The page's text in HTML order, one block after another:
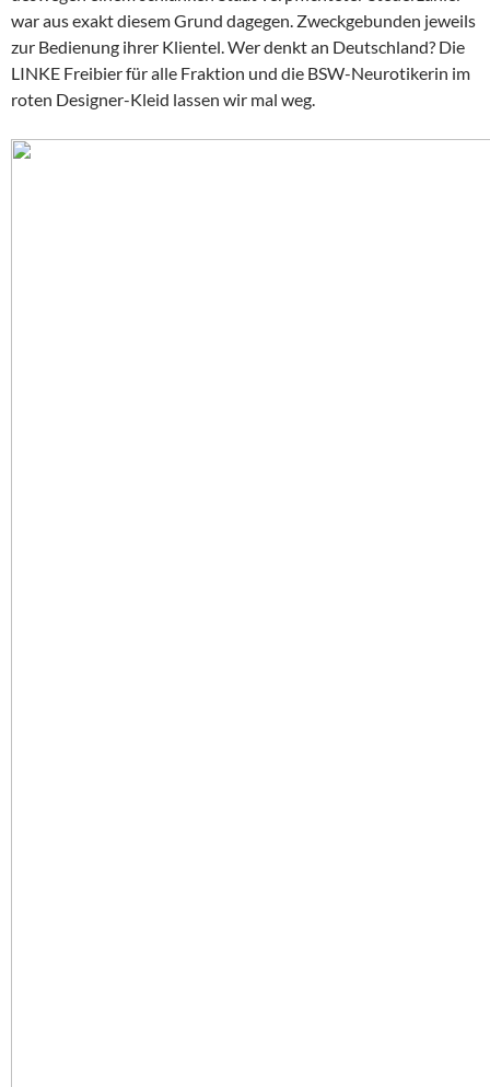
war aus exakt diesem Grund dagegen. Zweckgebunden jeweils
zur Bedienung ihrer Klientel. Wer denkt an Deutschland? Die
LINKE Freibier für alle Fraktion und die BSW-Neurotikerin im
roten Designer-Kleid lassen wir mal weg.